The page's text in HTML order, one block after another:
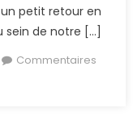
petit retour en
sein de notre […]
Commentaires